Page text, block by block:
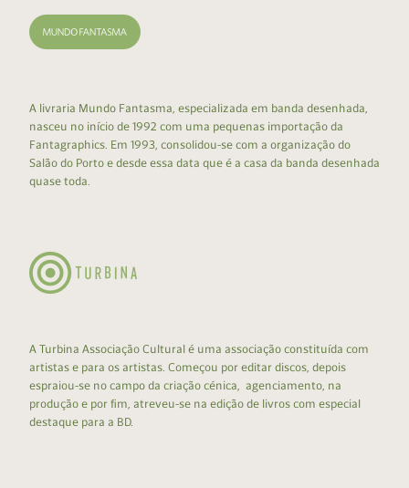
A livraria Mundo Fantasma, especializada em banda desenhada,
nasceu no início de 1992 com uma pequenas importação da
Fantagraphics. Em 1993, consolidou-se com a organização do
Salão do Porto e desde essa data que é a casa da banda desenhada
quase toda.
A Turbina Associação Cultural é uma associação constituída com
artistas e para os artistas. Começou por editar discos, depois
espraiou-se no campo da criação cénica, agenciamento, na
produção e por fim, atreveu-se na edição de livros com especial
destaque para a BD.